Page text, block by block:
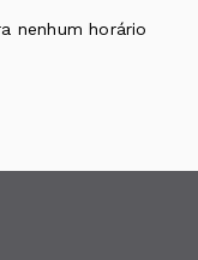
nenhum horário